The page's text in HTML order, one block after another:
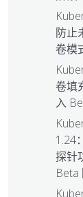
防止
卷模
卷填
入
1.24
探针
Beta